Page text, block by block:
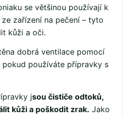
se většinou používají k
zařízení na pečení – tyto
kůži a oči.
dobrá ventilace pomocí
používáte přípravky s
jsou čističe odtoků,
kůži a poškodit zrak. Jako